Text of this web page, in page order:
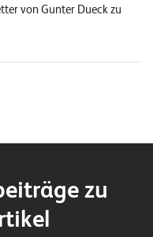
r
N
w
s
von Gunter Dueck zu
zu